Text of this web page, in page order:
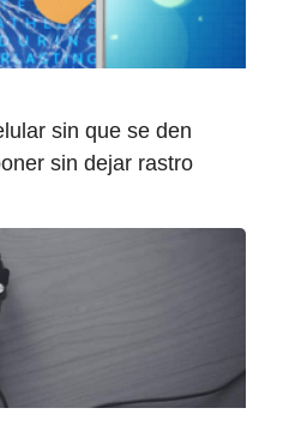
sin que se den
sin dejar rastro